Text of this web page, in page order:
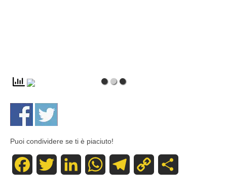
Puoi condividere se ti è piaciuto!
FacebookTwitter LinkedIn WhatsAppTelegramCopy